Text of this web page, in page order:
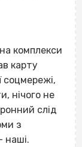
комплекси
карту
соцмережі,
нічого не
слід
з
наші.